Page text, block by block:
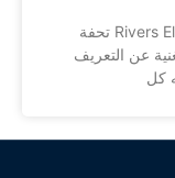
كمبوند ريفيرز الشيخ زايد Rivers El Sheikh Zayed تحفة
عن التعريف
كل